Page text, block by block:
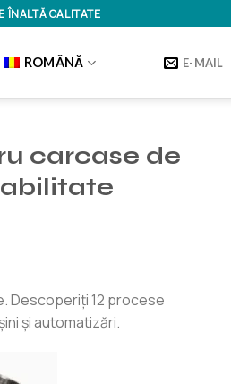
ÎNALTĂ CALITATE
ROMÂNĂ E-MAIL
carcase de
Descoperiți 12 procese
și automatizări.